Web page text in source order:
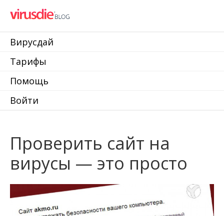
Вирусдай
Тарифы
Помощь
Войти
Проверить сайт на
вирусы — это просто